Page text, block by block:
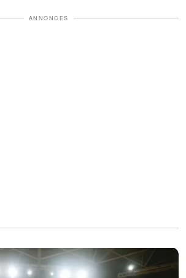
ANNONCES